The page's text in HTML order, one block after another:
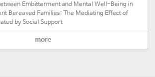
Embitterment and Mental Well-Being in
Bereaved Families: The Mediating Effect of
by Social Support
more